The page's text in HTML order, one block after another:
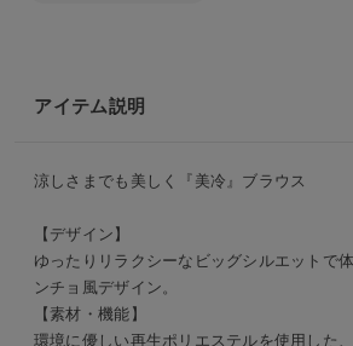
アイテム説明
涼しさまでも美しく『美冷』ブラウス
【デザイン】
ゆったりリラクシーなビッグシルエットで
ンチョ風デザイン。
【素材・機能】
環境に優しい再生ポリエステルを使用した